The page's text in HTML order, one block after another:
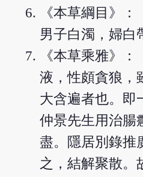
《本草綱目》：
男子白濁，婦白
《本草乘雅》
液，性頗貪狼，
大含遍者也。即
仲景先生用治腸
盡。隱居別錄推
之，結解聚散。